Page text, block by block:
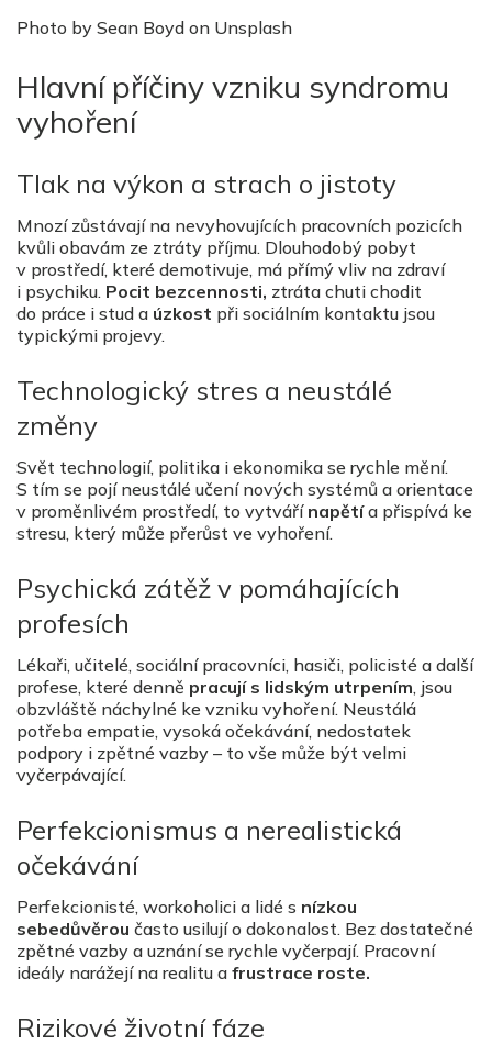
Photo by Sean Boyd on Unsplash
Hlavní příčiny vzniku syndromu
vyhoření
Tlak na výkon a strach o jistoty
Mnozí zůstávají na nevyhovujících pracovních pozicích
kvůli obavám ze ztráty příjmu. Dlouhodobý pobyt
v prostředí, které demotivuje, má přímý vliv na zdraví
i psychiku. Pocit bezcennosti, ztráta chuti chodit
do práce i stud a úzkost při sociálním kontaktu jsou
typickými projevy.
Technologický stres a neustálé
změny
Svět technologií, politika i ekonomika se rychle mění.
S tím se pojí neustálé učení nových systémů a orientace
v proměnlivém prostředí, to vytváří napětía přispívá ke
stresu, který může přerůst ve vyhoření.
Psychická zátěž v pomáhajících
profesích
Lékaři, učitelé, sociální pracovníci, hasiči, policisté a další
profese, které denně pracují s lidským utrpením, jsou
obzvláště náchylné ke vzniku vyhoření. Neustálá
potřeba empatie, vysoká očekávání, nedostatek
podpory i zpětné vazby – to vše může být velmi
vyčerpávající.
Perfekcionismus a nerealistická
očekávání
Perfekcionisté, workoholici a lidé s nízkou
sebedůvěrou často usilují o dokonalost. Bez dostatečné
zpětné vazby a uznání se rychle vyčerpají. Pracovní
ideály narážejí na realitu a frustrace roste.
Rizikové životní fáze